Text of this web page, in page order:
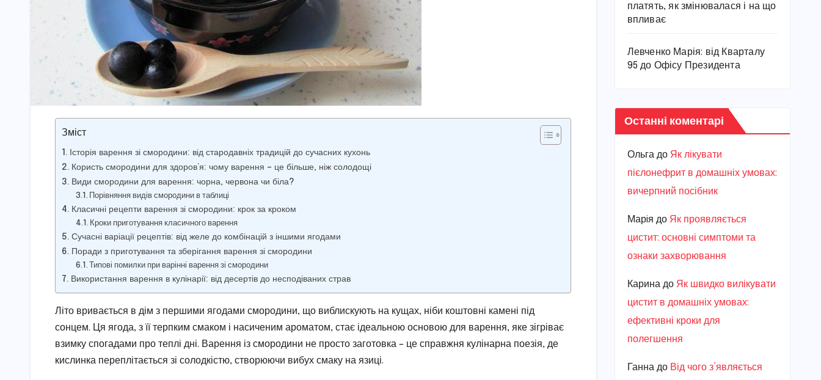
Зміст
Історія варення зі смородини: від стародавніх традицій до сучасних кухонь
Користь смородини для здоров’я: чому варення – це більше, ніж солодощі
Види смородини для варення: чорна, червона чи біла?
Порівняння видів смородини в таблиці
Класичні рецепти варення зі смородини: крок за кроком
Кроки приготування класичного варення
Сучасні варіації рецептів: від желе до комбінацій з іншими ягодами
Поради з приготування та зберігання варення зі смородини
Типові помилки при варінні варення зі смородини
Використання варення в кулінарії: від десертів до несподіваних страв
Літо вривається в дім з першими ягодами смородини, що виблискують на кущах, ніби коштовні камені під
сонцем. Ця ягода, з її терпким смаком і насиченим ароматом, стає ідеальною основою для варення, яке зігріває
взимку спогадами про теплі дні. Варення із смородини не просто заготовка – це справжня кулінарна поезія, де
кислинка переплітається зі солодкістю, створюючи вибух смаку на язиці.
платять, як змінювалася і на що
впливає
Левченко Марія: від Кварталу
95 до Офісу Президента
Останні коментарі
Ольгадо Як лікувати
пієлонефрит в домашніх умовах:
вичерпний посібник
Марiя до Як проявляється
цистит: основні симптоми та
ознаки захворювання
Каринадо Як швидко вилікувати
цистит в домашніх умовах:
ефективні кроки для
полегшення
Ганнадо Від чого з’являється